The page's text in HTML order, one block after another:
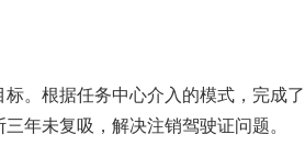
标。根据任务中心介入的模式，完成
年未复吸，解决注销驾驶证问题。